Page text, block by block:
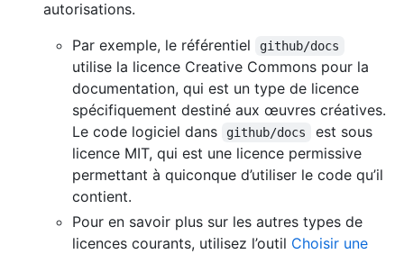
autorisations.
Par exemple, le référentiel
github/docs
utilise la licence Creative Commons pour la
documentation, qui est un type de licence
spécifiquement destiné aux œuvres créatives.
Le code logiciel dans
github/docs
est sous
licence MIT, qui est une licence permissive
permettant à quiconque d’utiliser le code qu’il
contient.
Pour en savoir plus sur les autres types de
licences courants, utilisez l’outil Choisir une